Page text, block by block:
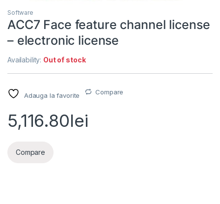
Software
ACC7 Face feature channel license
– electronic license
Availability: Out of stock
Adauga la favorite Compare
5,116.80lei
Compare